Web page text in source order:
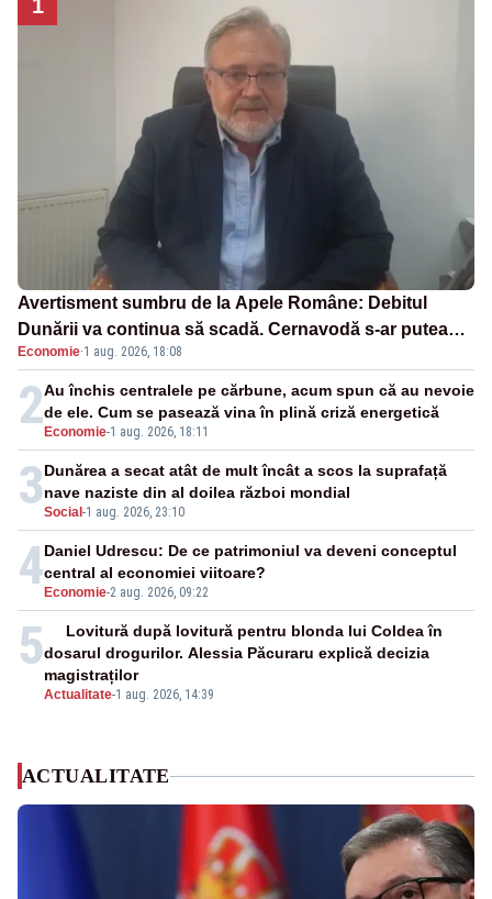
1
Avertisment sumbru de la Apele Române: Debitul
Dunării va continua să scadă. Cernavodă s-ar putea
închide în 4 zile
Economie·1 aug. 2026, 18:08
2 Economie-1 aug. 2026, 18:11
Au închis centralele pe cărbune, acum spun că au nevoie
de ele. Cum se pasează vina în plină criză energetică
3Social -1 aug. 2026, 23:10
Dunărea a secat atât de mult încât a scos la suprafață
nave naziste din al doilea război mondial
4 Economie-2 aug. 2026, 09:22
Daniel Udrescu: De ce patrimoniul va deveni conceptul
central al economiei viitoare?
5
Actualitate-1 aug. 2026, 14:39
Lovitură după lovitură pentru blonda lui Coldea în
dosarul drogurilor. Alessia Păcuraru explică decizia
magistraților
ACTUALITATE